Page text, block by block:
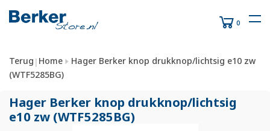
0
Terug | Home
Hager Berker knop drukknop/lichtsig e10 zw
(WTF5285BG)
Hager Berker knop drukknop/lichtsig
e10 zw (WTF5285BG)